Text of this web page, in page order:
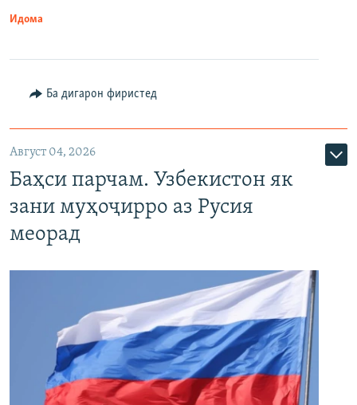
Идома
Ба дигарон фиристед
Август 04, 2026
Баҳси парчам. Узбекистон як
зани муҳоҷирро аз Русия
меорад